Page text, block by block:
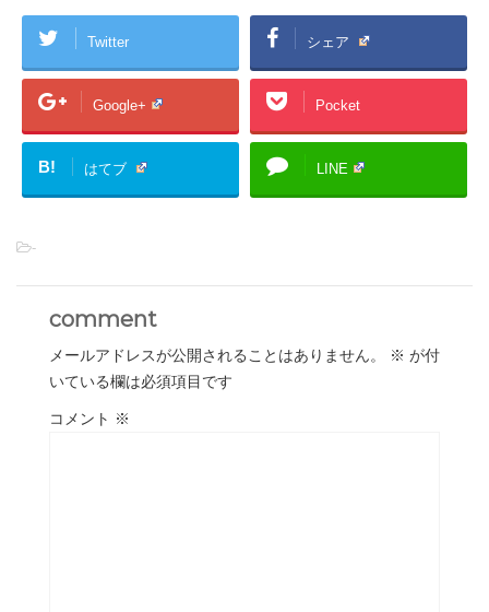
Twitter シェア
Google+ Pocket
B! はてブ LINE
-
comment
メールアドレスが公開されることはありません。 ※ が付
いている欄は必須項目です
コメント ※